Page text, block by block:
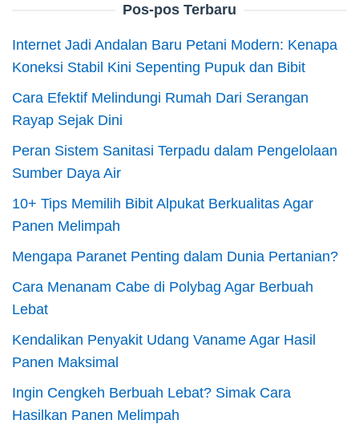
Pos-pos Terbaru
Internet Jadi Andalan Baru Petani Modern: Kenapa
Koneksi Stabil Kini Sepenting Pupuk dan Bibit
Cara Efektif Melindungi Rumah Dari Serangan
Rayap Sejak Dini
Peran Sistem Sanitasi Terpadu dalam Pengelolaan
Sumber Daya Air
10+ Tips Memilih Bibit Alpukat Berkualitas Agar
Panen Melimpah
Mengapa Paranet Penting dalam Dunia Pertanian?
Cara Menanam Cabe di Polybag Agar Berbuah
Lebat
Kendalikan Penyakit Udang Vaname Agar Hasil
Panen Maksimal
Ingin Cengkeh Berbuah Lebat? Simak Cara
Hasilkan Panen Melimpah